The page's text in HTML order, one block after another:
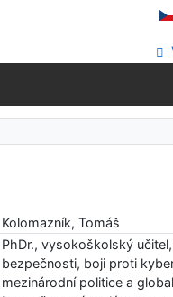
Kolomazník, Tomáš
PhDr., vysokoškolský
bezpečnosti, boji proti
mezinárodní politice a